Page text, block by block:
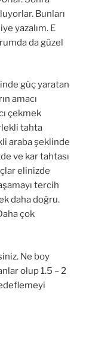
Bunları
yazalım. E
da güzel
güç yaratan
amacı
çekmek
tahta
araba şeklinde
ve kar tahtası
elinizde
tercih
daha doğru.
çok
Ne boy
olup 1.5 – 2